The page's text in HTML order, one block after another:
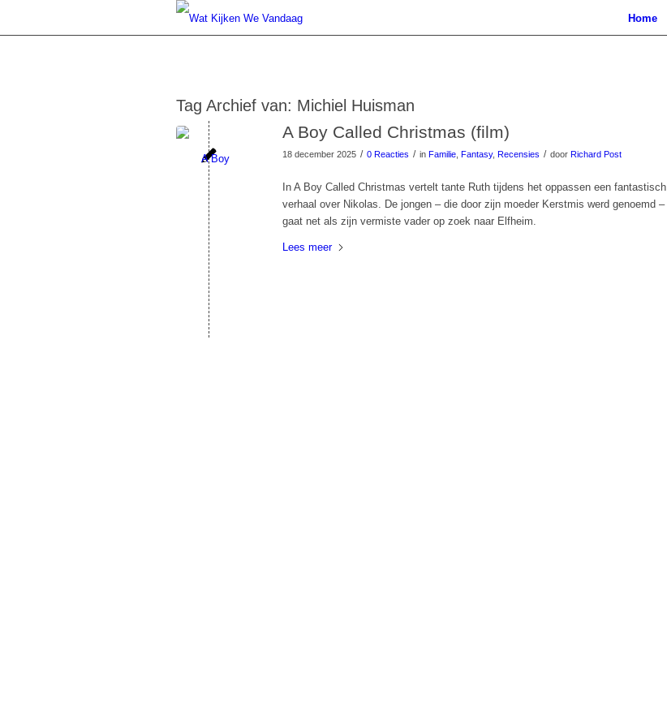
Home
Tag Archief van: Michiel Huisman
A Boy Called Christmas (film)
18 december 2025 / 0 Reacties / in Familie Fantasy, Recensies / door Richard Post
In A Boy Called Christmas vertelt tante Ruth tijdens het oppassen een fantastisch
verhaal over Nikolas. De jongen – die door zijn moeder Kerstmis werd genoemd –
gaat net als zijn vermiste vader op zoek naar Elfheim.
Lees meer